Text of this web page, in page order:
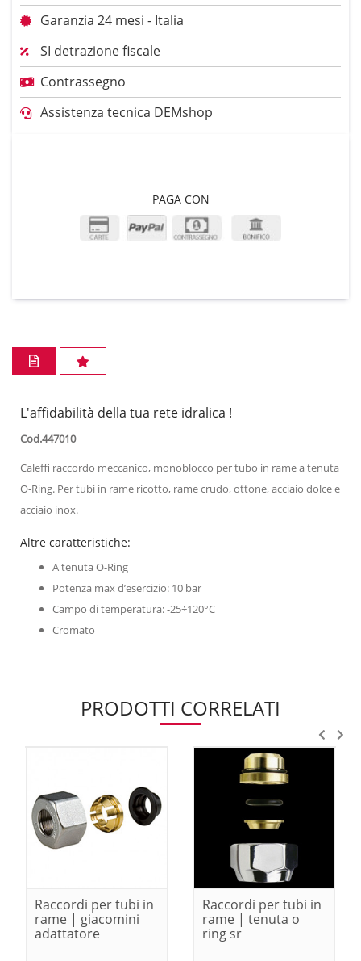
Garanzia 24 mesi - Italia
SI detrazione fiscale
Contrassegno
Assistenza tecnica DEMshop
PAGA CON
L'affidabilità della tua rete idralica !
Cod.447010
Caleffi raccordo meccanico, monoblocco per tubo in rame a tenuta
O-Ring. Per tubi in rame ricotto, rame crudo, ottone, acciaio dolce e
acciaio inox.
Altre caratteristiche:
A tenuta O-Ring
Potenza max d’esercizio: 10 bar
Campo di temperatura: -25÷120°C
Cromato
PRODOTTI CORRELATI
Raccordi per tubi in
rame | giacomini
adattatore
Raccordi per tubi in
rame | tenuta o
ring sr